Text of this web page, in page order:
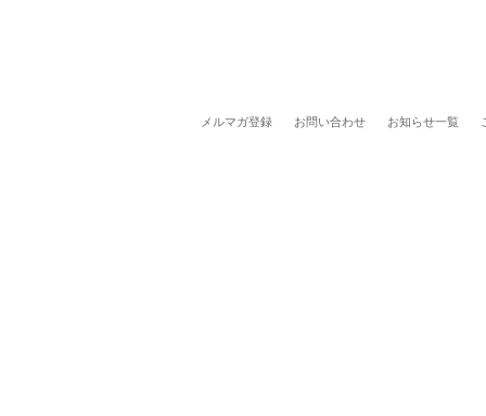
メルマガ登録 お問い合わせ お知らせ一覧